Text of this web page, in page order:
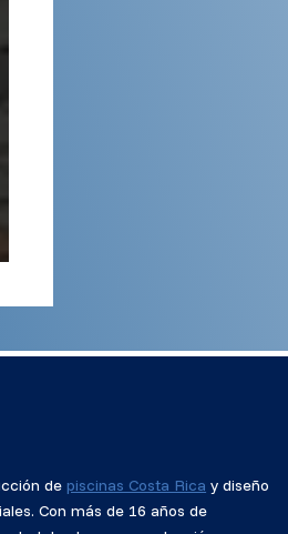
de piscinas Costa Rica y diseño
Con más de 16 años de